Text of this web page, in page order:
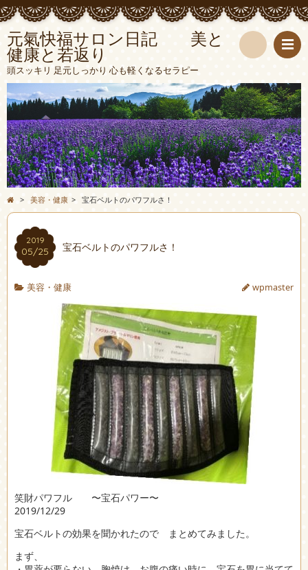
元氣快福サロン日記 美と
健康と若返り
頭スッキリ 足元しっかり 心も軽くなるセラピー
索
> 美容・健康 > 宝石ベルトのパワフルさ！
2019
05/25 宝石ベルトのパワフルさ！
美容・健康 wpmaster
笑財パワフル 〜宝石パワー〜
2019/12/29
宝石ベルトの効果を聞かれたので まとめてみました。
まず、